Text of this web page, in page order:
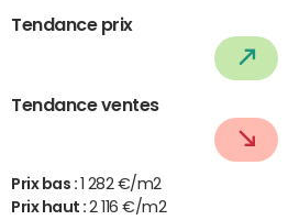
Tendance prix
Tendance ventes
Prix bas :
1 282 €/m2
Prix haut :2 116 €/m2